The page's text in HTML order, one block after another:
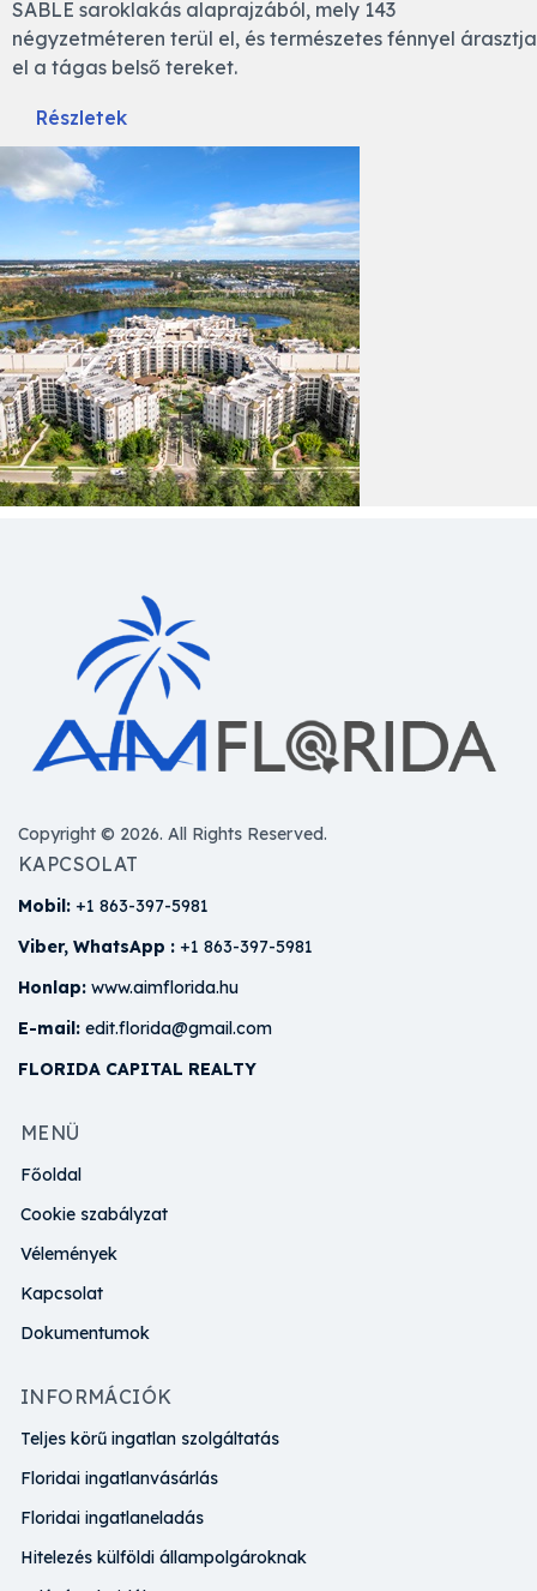
SABLE saroklakás alaprajzából, mely 143
négyzetméteren terül el, és természetes fénnyel árasztja
el a tágas belső tereket.
Részletek
Copyright © 2026. All Rights Reserved.
KAPCSOLAT
Mobil: +1 863-397-5981
Viber, WhatsApp : +1 863-397-5981
Honlap: www.aimflorida.hu
E-mail: edit.florida@gmail.com
FLORIDA CAPITAL REALTY
MENÜ
Főoldal
Cookie szabályzat
Vélemények
Kapcsolat
Dokumentumok
INFORMÁCIÓK
Teljes körű ingatlan szolgáltatás
Floridai ingatlanvásárlás
Floridai ingatlaneladás
Hitelezés külföldi állampolgároknak